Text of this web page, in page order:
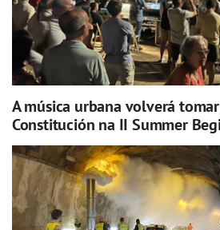
A música urbana volverá
Constitución na II Summer